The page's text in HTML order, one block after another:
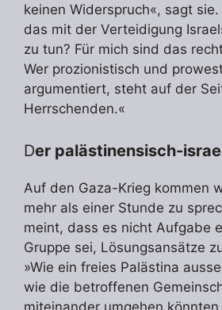
keinen Widerspruch«, sagt
das mit der Verteidigung
zu tun? Für mich sind das
Wer prozionistisch und
argumentiert, steht auf der
Herrschenden.«
Der palästinensisch-
Auf den Gaza-Krieg kommen
mehr als einer Stunde zu
meint, dass es nicht Aufgabe
Gruppe sei, Lösungsansätze
»Wie ein freies Palästina
wie die betroffenen